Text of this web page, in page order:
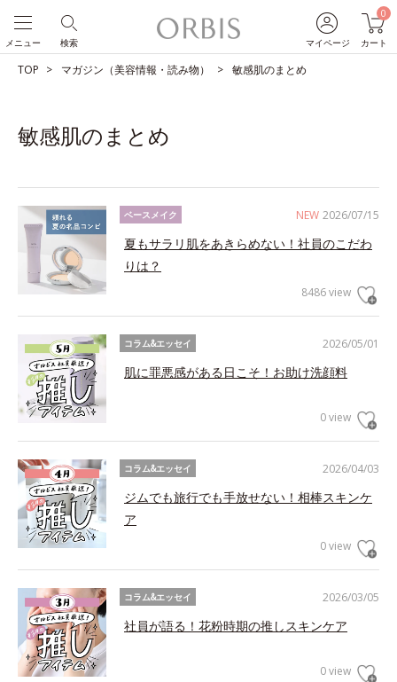
マイページ
0
カート
検索
メニュー
TOP マガジン（美容情報・読み物） 敏感肌のまとめ
敏感肌のまとめ
NEW 2026/07/15
ベースメイク
夏もサラリ肌をあきらめない！社員のこだわ
りは？
8486 view
2026/05/01
コラム&エッセイ
肌に罪悪感がある日こそ！お助け洗顔料
0 view
2026/04/03
コラム&エッセイ
ジムでも旅行でも手放せない！相棒スキンケ
ア
0 view
2026/03/05
コラム&エッセイ
社員が語る！花粉時期の推しスキンケア
0 view